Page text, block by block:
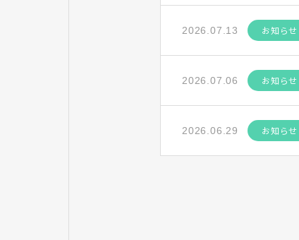
2026.07.13 お知らせ
2026.07.06 お知らせ
2026.06.29 お知らせ